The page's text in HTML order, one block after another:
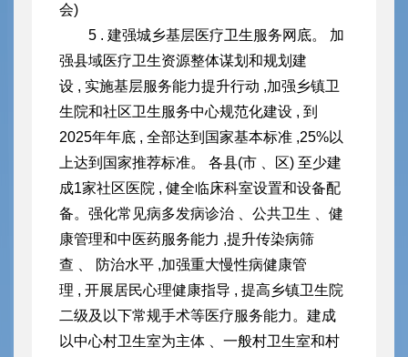
会)
5 . 建强城乡基层医疗卫生服务网底。 加
强县域医疗卫生资源整体谋划和规划建
设 , 实施基层服务能力提升行动 ,加强乡镇卫
生院和社区卫生服务中心规范化建设 , 到
2025年年底 , 全部达到国家基本标准 ,25%以
上达到国家推荐标准。 各县(市 、区) 至少建
成1家社区医院 , 健全临床科室设置和设备配
备。强化常见病多发病诊治 、公共卫生 、健
康管理和中医药服务能力 ,提升传染病筛
查 、 防治水平 ,加强重大慢性病健康管
理 , 开展居民心理健康指导 , 提高乡镇卫生院
二级及以下常规手术等医疗服务能力。建成
以中心村卫生室为主体 、一般村卫生室和村